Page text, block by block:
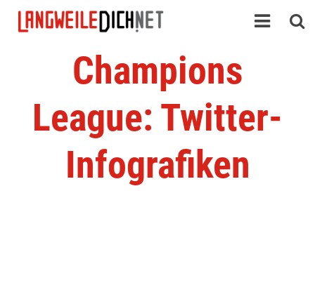
Champions
League: Twitter-
Infografiken